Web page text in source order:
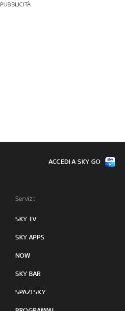
PUBBLICITÀ
Servizi:
SKY TV
SKY APPS
NOW
SKY BAR
SPAZI SKY
ACCEDI A SKY GO